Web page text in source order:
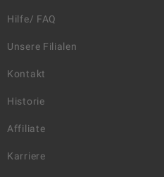
Hilfe/ FAQ
Unsere Filialen
Kontakt
Historie
Affiliate
Karriere